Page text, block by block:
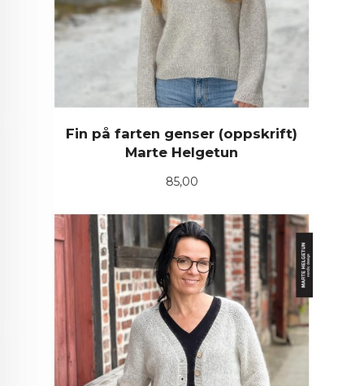
Fin på farten genser (oppskrift)
Marte Helgetun
Pris
85,00